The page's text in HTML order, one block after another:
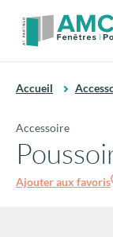
Accueil
Accessoire
Ajouter aux favoris